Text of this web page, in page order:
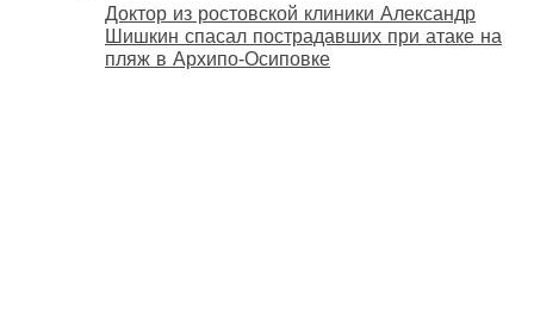
Доктор из ростовской клиники Александр
Шишкин спасал пострадавших при атаке на
пляж в Архипо‑Осиповке